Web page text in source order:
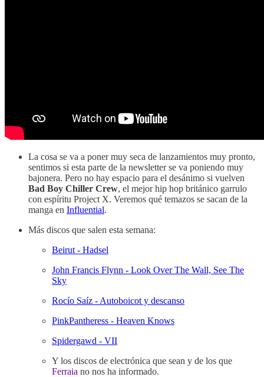
La cosa se va a poner muy seca de lanzamientos muy pronto,
sentimos si esta parte de la newsletter se va poniendo muy
bajonera. Pero no hay espacio para el desánimo si vuelven
Bad Boy Chiller Crew, el mejor hip hop británico garrulo
con espíritu Project X. Veremos qué temazos se sacan de la
manga en Influential.
Más discos que salen esta semana:
Beirut - Hadsel
John Francis Flynn - Look Over The Wall, See The
Sky
Rocío Saíz - Autoboicot y descanso
PinkPantheress - Heaven Knows
Spidergawd - VII
Y los discos de electrónica que sean y de los que
Ferraia no nos ha informado.